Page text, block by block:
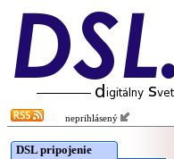
neprihlásený
DSL pripojenie